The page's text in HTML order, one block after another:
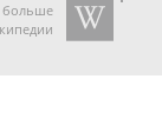
больше